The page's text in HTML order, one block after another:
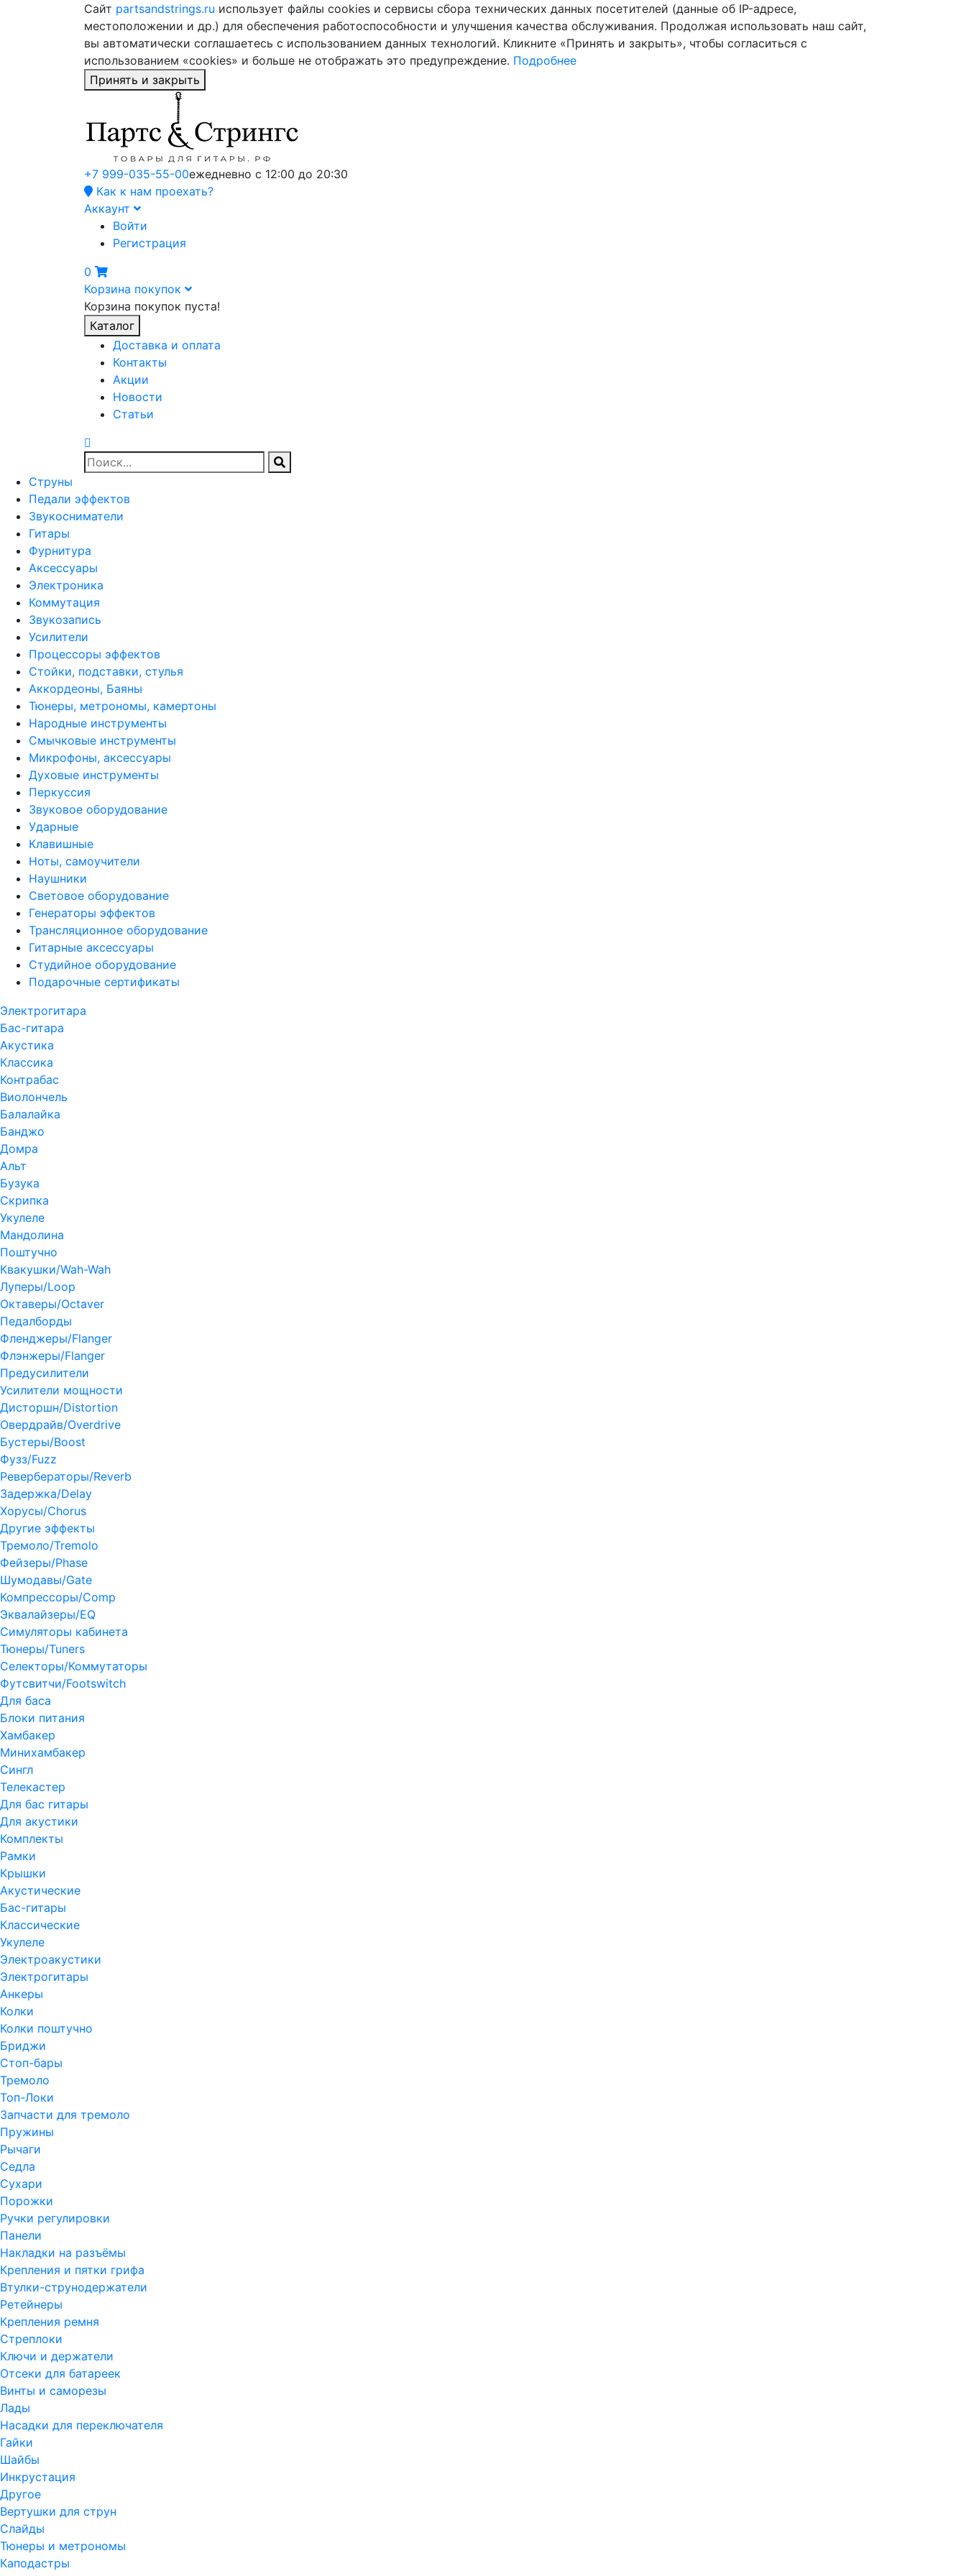
Сайт partsandstrings.ru использует файлы cookies и сервисы сбора технических данных посетителей (данные об IP-адресе,
местоположении и др.) для обеспечения работоспособности и улучшения качества обслуживания. Продолжая использовать наш сайт,
вы автоматически соглашаетесь с использованием данных технологий. Кликните «Принять и закрыть», чтобы согласиться с
использованием «cookies» и больше не отображать это предупреждение. Подробнее
Принять и закрыть
+7 999-035-55-00ежедневно с 12:00 до 20:30
Как к нам проехать?
Аккаунт
Войти
Регистрация
0
Корзина покупок
Корзина покупок пуста!
Каталог
Доставка и оплата
Контакты
Акции
Новости
Статьи
Струны
Педали эффектов
Звукосниматели
Гитары
Фурнитура
Аксессуары
Электроника
Коммутация
Звукозапись
Усилители
Процессоры эффектов
Стойки, подставки, стулья
Аккордеоны, Баяны
Тюнеры, метрономы, камертоны
Народные инструменты
Смычковые инструменты
Микрофоны, аксессуары
Духовые инструменты
Перкуссия
Звуковое оборудование
Ударные
Клавишные
Ноты, самоучители
Наушники
Световое оборудование
Генераторы эффектов
Трансляционное оборудование
Гитарные аксессуары
Студийное оборудование
Подарочные сертификаты
Электрогитара
Бас-гитара
Акустика
Классика
Контрабас
Виолончель
Балалайка
Банджо
Домра
Альт
Бузука
Скрипка
Укулеле
Мандолина
Поштучно
Квакушки/Wah-Wah
Луперы/Loop
Октаверы/Octaver
Педалборды
Фленджеры/Flanger
Флэнжеры/Flanger
Предусилители
Усилители мощности
Дисторшн/Distortion
Овердрайв/Overdrive
Бустеры/Boost
Фузз/Fuzz
Ревербераторы/Reverb
Задержка/Delay
Хорусы/Chorus
Другие эффекты
Тремоло/Tremolo
Фейзеры/Phase
Шумодавы/Gate
Компрессоры/Comp
Эквалайзеры/EQ
Симуляторы кабинета
Тюнеры/Tuners
Селекторы/Коммутаторы
Футсвитчи/Footswitch
Для баса
Блоки питания
Хамбакер
Минихамбакер
Сингл
Телекастер
Для бас гитары
Для акустики
Комплекты
Рамки
Крышки
Акустические
Бас-гитары
Классические
Укулеле
Электроакустики
Электрогитары
Анкеры
Колки
Колки поштучно
Бриджи
Стоп-бары
Тремоло
Топ-Локи
Запчасти для тремоло
Пружины
Рычаги
Седла
Сухари
Порожки
Ручки регулировки
Панели
Накладки на разъёмы
Крепления и пятки грифа
Втулки-струнодержатели
Ретейнеры
Крепления ремня
Стреплоки
Ключи и держатели
Отсеки для батареек
Винты и саморезы
Лады
Насадки для переключателя
Гайки
Шайбы
Инкрустация
Другое
Вертушки для струн
Слайды
Тюнеры и метрономы
Каподастры